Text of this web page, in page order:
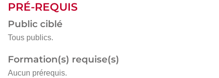
PRÉ-REQUIS
Public ciblé
Tous publics.
Formation(s) requise(s)
Aucun prérequis.